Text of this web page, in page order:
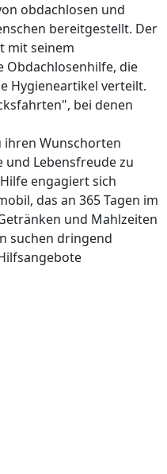
obdachlosen und
bereitgestellt. Der
mit seinem
Obdachlosenhilfe, die
Hygieneartikel verteilt.
bei denen
Wunschorten
und Lebensfreude zu
engagiert sich
das an 365 Tagen im
und Mahlzeiten
suchen dringend